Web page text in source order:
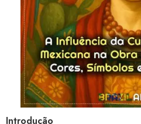
Introdução